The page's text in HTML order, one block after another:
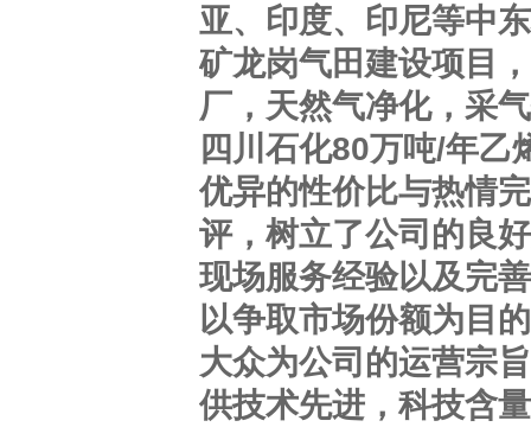
亚、印度、印尼等中
矿龙岗气田建设项目
厂，天然气净化，采
四川石化80万吨/年乙
优异的性价比与热情
评，树立了公司的良
现场服务经验以及完
以争取市场份额为目
大众为公司的运营宗
供技术先进，科技含